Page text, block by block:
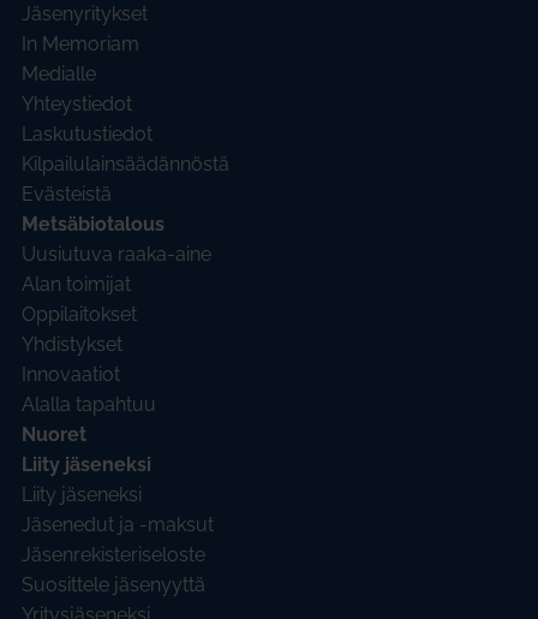
Jäsenyritykset
In Memoriam
Medialle
Yhteystiedot
Laskutustiedot
Kilpailulainsäädännöstä
Evästeistä
Metsäbiotalous
Uusiutuva raaka-aine
Alan toimijat
Oppilaitokset
Yhdistykset
Innovaatiot
Alalla tapahtuu
Nuoret
Liity jäseneksi
Liity jäseneksi
Jäsenedut ja -maksut
Jäsenrekisteriseloste
Suosittele jäsenyyttä
Yritysjäseneksi